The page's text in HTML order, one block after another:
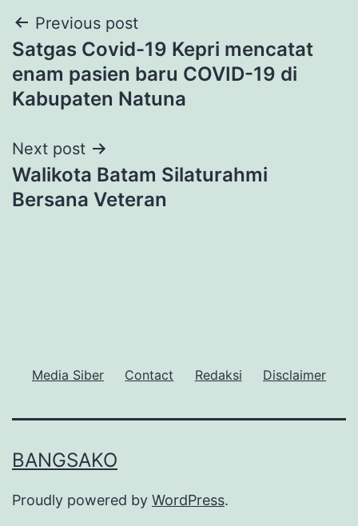
Post
navigation
Previous post
Satgas Covid-19 Kepri mencatat
enam pasien baru COVID-19 di
Kabupaten Natuna
Next post
Walikota Batam Silaturahmi
Bersana Veteran
Media Siber Contact Redaksi Disclaimer
BANGSAKO
Proudly powered by WordPress.